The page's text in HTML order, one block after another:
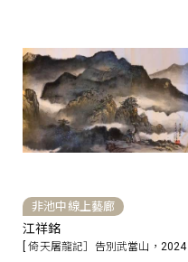
非池中線上藝廊
江祥銘
[ 倚天屠龍記］告別武當山，2024